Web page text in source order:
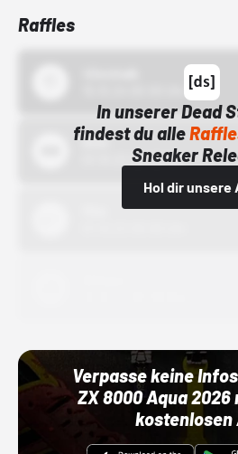
Raffles
In unserer Dead
findest du alle
Sneaker
Hol dir unsere
Bstn
01.10.22 00:00 Uhr
Verpasse keine
ZX 8000 Aqua
kostenlosen